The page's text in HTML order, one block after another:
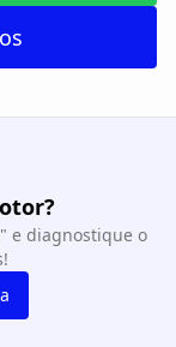
e diagnostique o